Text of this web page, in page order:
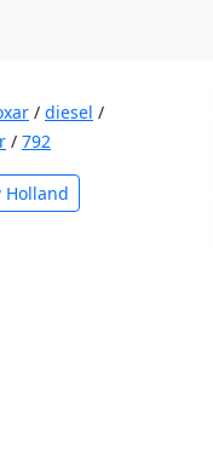
/ diesel /
/ 792
Holland